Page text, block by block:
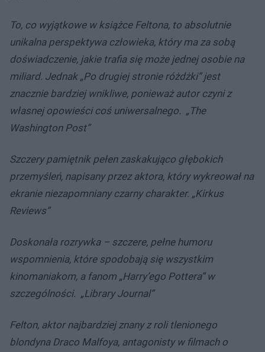
To, co wyjątkowe w książce Feltona, to absolutnie
unikalna perspektywa człowieka, który ma za sobą
doświadczenie, jakie trafia się może jednej osobie na
miliard. Jednak „Po drugiej stronie różdżki” jest
znacznie bardziej wnikliwe, ponieważ autor czyni z
własnej opowieści coś uniwersalnego. „The
Washington Post”
Szczery pamiętnik pełen zaskakująco głębokich
przemyśleń, napisany przez aktora, który wykreował na
ekranie niezapomniany czarny charakter. „Kirkus
Reviews”
Doskonała rozrywka – szczere, pełne humoru
wspomnienia, które spodobają się wszystkim
kinomaniakom, a fanom „Harry’ego Pottera” w
szczególności. „Library Journal”
Felton, aktor najbardziej znany z roli tlenionego
blondyna Draco Malfoya, antagonisty w filmach o